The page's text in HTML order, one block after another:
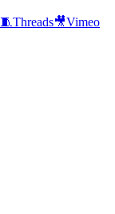
🧵Threads🎥Vimeo